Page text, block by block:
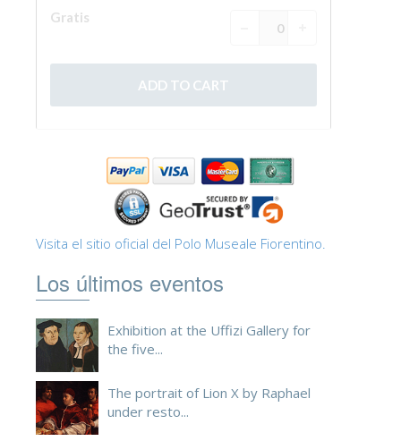
Visita el sitio oficial del Polo Museale Fiorentino.
Los últimos eventos
Exhibition at the Uffizi Gallery for
the five...
The portrait of Lion X by Raphael
under resto...